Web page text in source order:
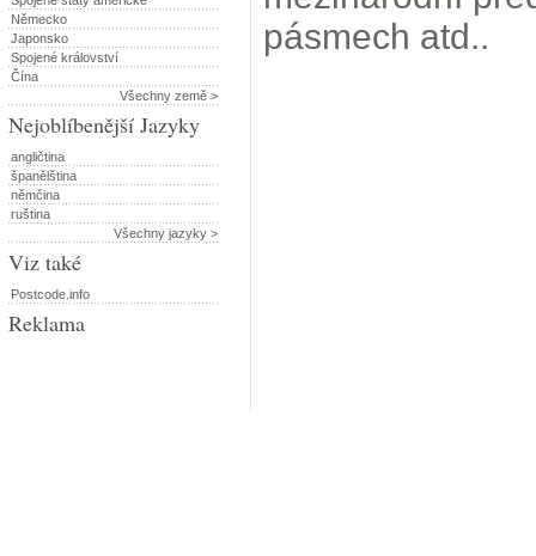
pásmech atd..
Německo
Japonsko
Spojené království
Čína
Všechny země >
Nejoblíbenější Jazyky
angličtina
španělština
němčina
ruština
Všechny jazyky >
Viz také
Postcode.info
Reklama